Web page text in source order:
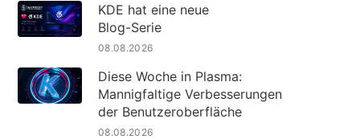
KDE hat eine neue
Blog-Serie
08.08.2026
Diese Woche in Plasma:
Mannigfaltige Verbesserungen
der Benutzeroberfläche
08.08.2026